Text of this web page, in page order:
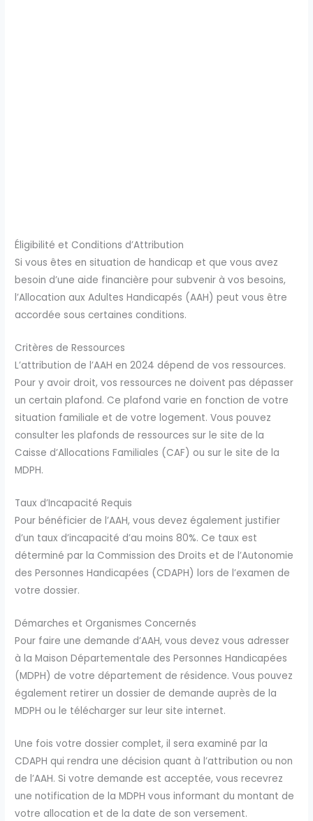
Éligibilité et Conditions d’Attribution
Si vous êtes en situation de handicap et que vous avez
besoin d’une aide financière pour subvenir à vos besoins,
l’Allocation aux Adultes Handicapés (AAH) peut vous être
accordée sous certaines conditions.
Critères de Ressources
L’attribution de l’AAH en 2024 dépend de vos ressources.
Pour y avoir droit, vos ressources ne doivent pas dépasser
un certain plafond. Ce plafond varie en fonction de votre
situation familiale et de votre logement. Vous pouvez
consulter les plafonds de ressources sur le site de la
Caisse d’Allocations Familiales (CAF) ou sur le site de la
MDPH.
Taux d’Incapacité Requis
Pour bénéficier de l’AAH, vous devez également justifier
d’un taux d’incapacité d’au moins 80%. Ce taux est
déterminé par la Commission des Droits et de l’Autonomie
des Personnes Handicapées (CDAPH) lors de l’examen de
votre dossier.
Démarches et Organismes Concernés
Pour faire une demande d’AAH, vous devez vous adresser
à la Maison Départementale des Personnes Handicapées
(MDPH) de votre département de résidence. Vous pouvez
également retirer un dossier de demande auprès de la
MDPH ou le télécharger sur leur site internet.
Une fois votre dossier complet, il sera examiné par la
CDAPH qui rendra une décision quant à l’attribution ou non
de l’AAH. Si votre demande est acceptée, vous recevrez
une notification de la MDPH vous informant du montant de
votre allocation et de la date de son versement.